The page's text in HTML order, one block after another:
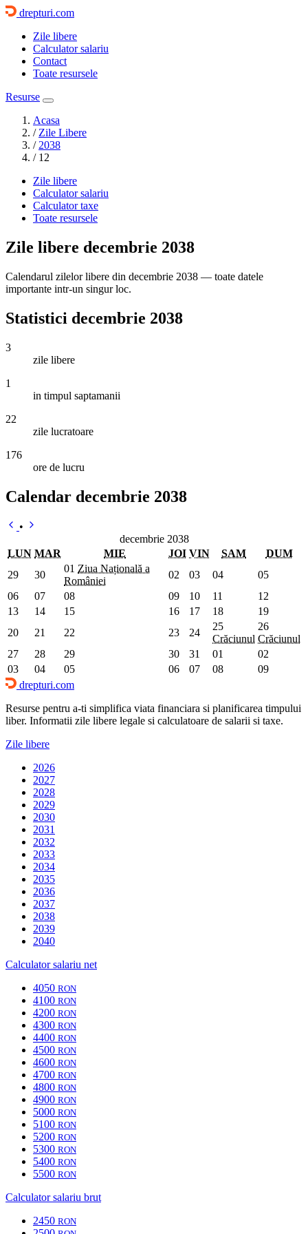
drepturi.com
Zile libere
Calculator salariu
Contact
Toate resursele
Resurse
Acasa
/ Zile Libere
/ 2038
/ 12
Zile libere
Calculator salariu
Calculator taxe
Toate resursele
Zile libere decembrie 2038
Calendarul zilelor libere din decembrie 2038 — toate datele
importante intr-un singur loc.
Statistici decembrie 2038
3
zile libere
1
in timpul saptamanii
22
zile lucratoare
176
ore de lucru
Calendar decembrie 2038
•
decembrie 2038
LUN MAR MIE JOI VIN SAM
DUM
29
30
01 Ziua Națională a
României
02 03 04
05
06
07 08 09 10 11
12
13
14 15 16 17 18
19
20
21 22 23 24
25
Crăciunul
26
Crăciunul
27
28 29 30 31 01
02
03
04 05 06 07 08
09
drepturi.com
Resurse pentru a-ti simplifica viata financiara si planificarea timpului
liber. Informatii zile libere legale si calculatoare de salarii si taxe.
Zile libere
2026
2027
2028
2029
2030
2031
2032
2033
2034
2035
2036
2037
2038
2039
2040
Calculator salariu net
4050 RON
4100 RON
4200 RON
4300 RON
4400 RON
4500 RON
4600 RON
4700 RON
4800 RON
4900 RON
5000 RON
5100 RON
5200 RON
5300 RON
5400 RON
5500 RON
Calculator salariu brut
2450 RON